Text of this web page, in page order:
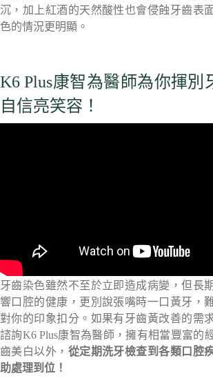
沉，加上紅酒的天然酸性也會侵蝕牙齒表
色的情況更明顯。
K6 Plus康智為醫師為你揮別
自信亮笑容！
牙齒染色雖然不至於立即造成病變，但長
響口腔的健康，更別說張嘴時一口黃牙，
對你的印象扣分。如果有牙齒黃改善的需
諮詢K6 Plus康智為醫師，擁有相當豐富的
齒美白以外， 從定期洗牙檢查到各類口腔
助處理到位！